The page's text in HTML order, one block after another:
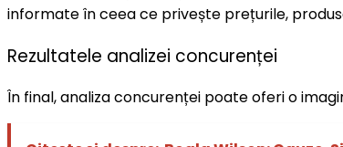
informate în ceea ce privește prețurile,
Rezultatele analizei concurenței
În final, analiza concurenței poate oferi o